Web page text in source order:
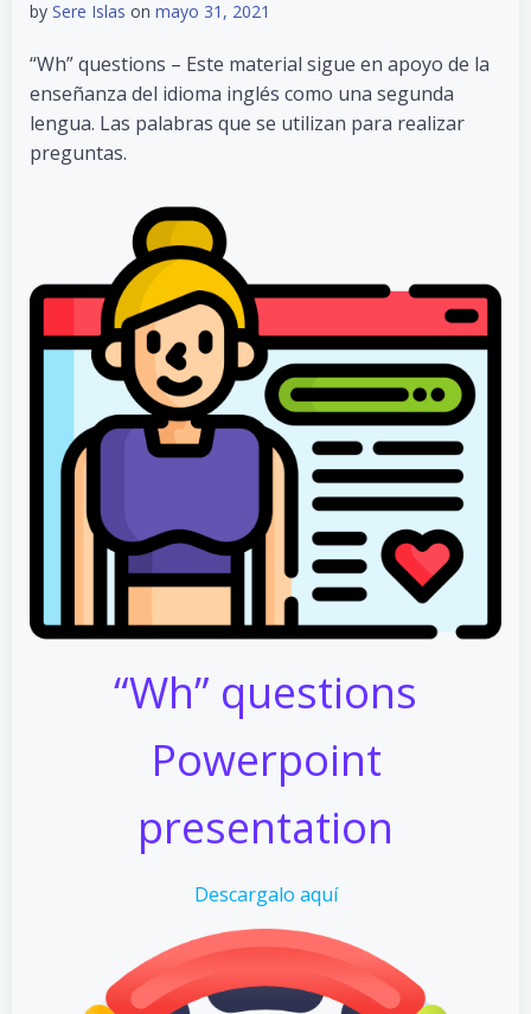
by Sere Islas on mayo 31, 2021
“Wh” questions – Este material sigue en apoyo de la
enseñanza del idioma inglés como una segunda
lengua. Las palabras que se utilizan para realizar
preguntas.
“Wh” questions
Powerpoint
presentation
Descargalo aquí